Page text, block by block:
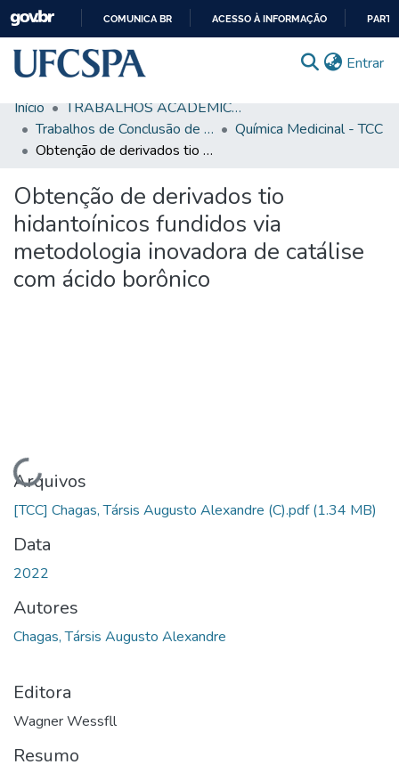
CONTEÚDO
COMUNICA BR ACESSO À INFORMAÇÃO
Entrar
Comunidades & Coleções
Busca Facetada
Estatísticas
Autoarquivamento
Sobre o RI-UFCSPA
Início
TRABALHOS ACADÊMICOS
Trabalhos de Conclusão de Curso de Graduação
Química Medicinal - TCC
Obtenção de derivados tio hidantoínicos fundidos via metodologia inovadora de catálise com ácido borônico
Obtenção de derivados tio
hidantoínicos fundidos via
metodologia inovadora de catálise
com ácido borônico
Carregando...
Arquivos
[TCC] Chagas, Társis Augusto Alexandre (C).pdf(1.34 MB)
Data
2022
Autores
Chagas, Társis Augusto Alexandre
Editora
Wagner Wessfll
Resumo